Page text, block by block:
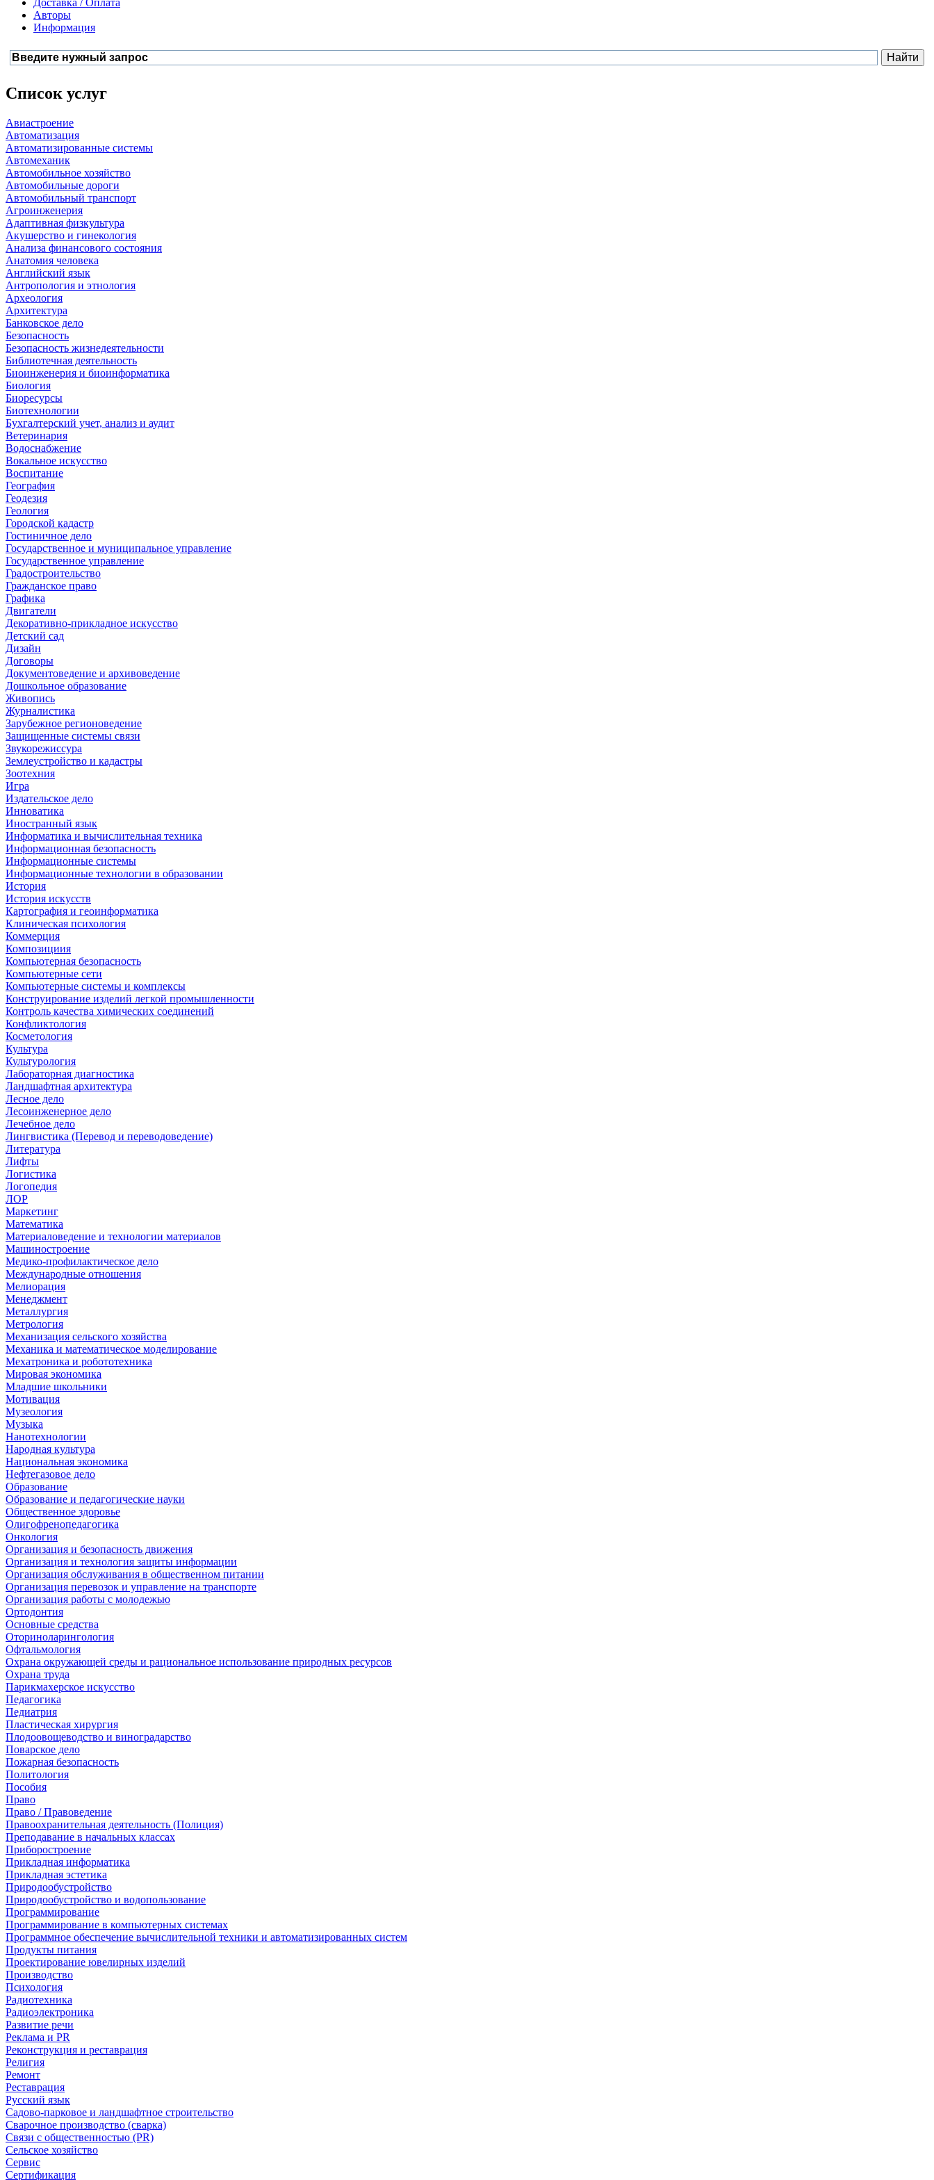
Доставка / Оплата
Авторы
Информация
Список услуг
Авиастроение
Автоматизация
Автоматизированные системы
Автомеханик
Автомобильное хозяйство
Автомобильные дороги
Автомобильный транспорт
Агроинженерия
Адаптивная физкультура
Акушерство и гинекология
Анализа финансового состояния
Анатомия человека
Английский язык
Антропология и этнология
Археология
Архитектура
Банковское дело
Безопасность
Безопасность жизнедеятельности
Библиотечная деятельность
Биоинженерия и биоинформатика
Биология
Биоресурсы
Биотехнологии
Бухгалтерский учет, анализ и аудит
Ветеринария
Водоснабжение
Вокальное искусство
Воспитание
География
Геодезия
Геология
Городской кадастр
Гостиничное дело
Государственное и муниципальное управление
Государственное управление
Градостроительство
Гражданское право
Графика
Двигатели
Декоративно-прикладное искусство
Детский сад
Дизайн
Договоры
Документоведение и архивоведение
Дошкольное образование
Живопись
Журналистика
Зарубежное регионоведение
Защищенные системы связи
Звукорежиссура
Землеустройство и кадастры
Зоотехния
Игра
Издательское дело
Инноватика
Иностранный язык
Информатика и вычислительная техника
Информационная безопасность
Информационные системы
Информационные технологии в образовании
История
История искусств
Картография и геоинформатика
Клиническая психология
Коммерция
Композициия
Компьютерная безопасность
Компьютерные сети
Компьютерные системы и комплексы
Конструирование изделий легкой промышленности
Контроль качества химических соединений
Конфликтология
Косметология
Культура
Культурология
Лабораторная диагностика
Ландшафтная архитектура
Лесное дело
Лесоинженерное дело
Лечебное дело
Лингвистика (Перевод и переводоведение)
Литература
Лифты
Логистика
Логопедия
ЛОР
Маркетинг
Математика
Материаловедение и технологии материалов
Машиностроение
Медико-профилактическое дело
Международные отношения
Мелиорация
Менеджмент
Металлургия
Метрология
Механизация сельского хозяйства
Механика и математическое моделирование
Мехатроника и робототехника
Мировая экономика
Младшие школьники
Мотивация
Музеология
Музыка
Нанотехнологии
Народная культура
Национальная экономика
Нефтегазовое дело
Образование
Образование и педагогические науки
Общественное здоровье
Олигофренопедагогика
Онкология
Организация и безопасность движения
Организация и технология защиты информации
Организация обслуживания в общественном питании
Организация перевозок и управление на транспорте
Организация работы с молодежью
Ортодонтия
Основные средства
Оториноларингология
Офтальмология
Охрана окружающей среды и рациональное использование природных ресурсов
Охрана труда
Парикмахерское искусство
Педагогика
Педиатрия
Пластическая хирургия
Плодоовощеводство и виноградарство
Поварское дело
Пожарная безопасность
Политология
Пособия
Право
Право / Правоведение
Правоохранительная деятельность (Полиция)
Преподавание в начальных классах
Приборостроение
Прикладная информатика
Прикладная эстетика
Природообустройство
Природообустройство и водопользование
Программирование
Программирование в компьютерных системах
Программное обеспечение вычислительной техники и автоматизированных систем
Продукты питания
Проектирование ювелирных изделий
Производство
Психология
Радиотехника
Радиоэлектроника
Развитие речи
Реклама и PR
Реконструкция и реставрация
Религия
Ремонт
Реставрация
Русский язык
Садово-парковое и ландшафтное строительство
Сварочное производство (сварка)
Связи с общественностью (PR)
Сельское хозяйство
Сервис
Сертификация